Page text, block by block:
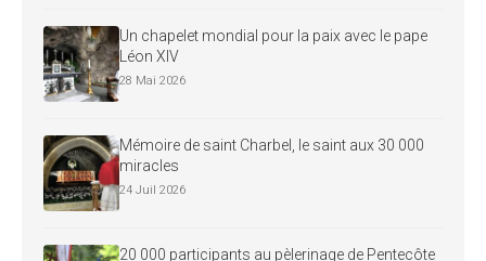
Un chapelet mondial pour la paix avec le pape
Léon XIV
28 Mai 2026
Mémoire de saint Charbel, le saint aux 30 000
miracles
24 Juil 2026
20 000 participants au pèlerinage de Pentecôte